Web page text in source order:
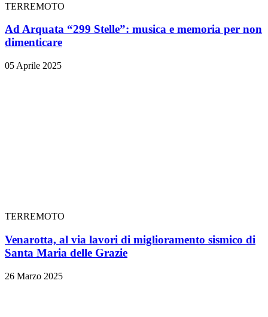
TERREMOTO
Ad Arquata “299 Stelle”: musica e memoria per non
dimenticare
05 Aprile 2025
TERREMOTO
Venarotta, al via lavori di miglioramento sismico di
Santa Maria delle Grazie
26 Marzo 2025